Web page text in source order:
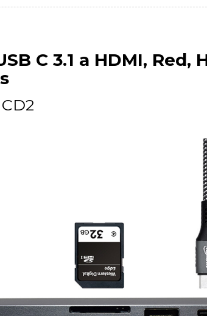
C 3.1 a HDMI, Red,